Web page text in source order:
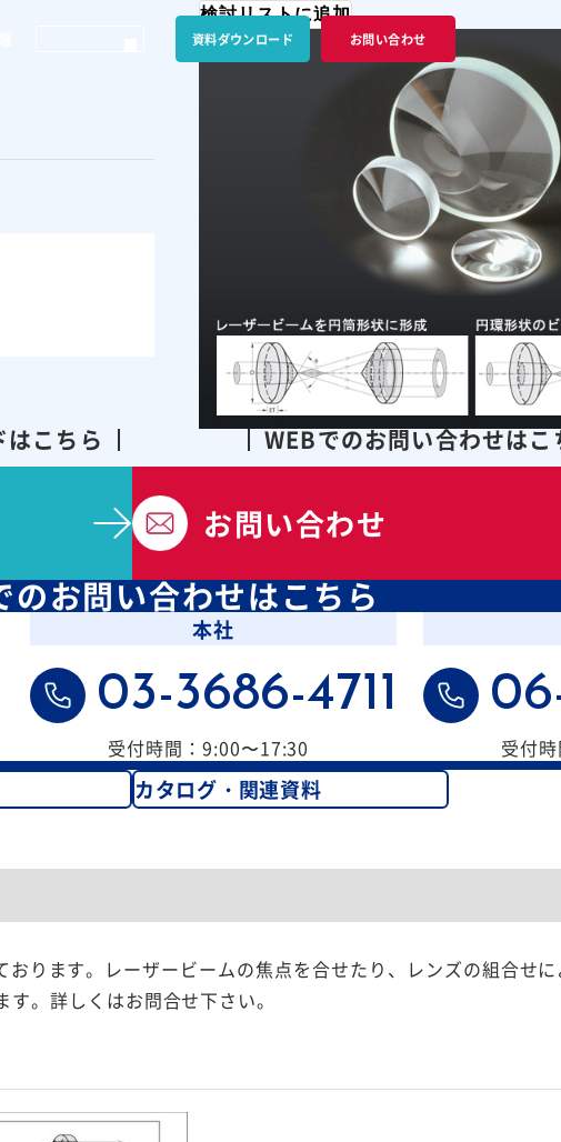
資料ダウンロード お問い合わせ
検討リストに追加
こちら WEBでのお問い合わせはこ
お問い合わせ
のお問い合わせはこちら
本社
03-3686-4711
受付時間：9:00〜17:30 受付
カタログ・関連資料
ります。レーザービームの焦点を合せたり、レンズの組合せに
。詳しくはお問合せ下さい。